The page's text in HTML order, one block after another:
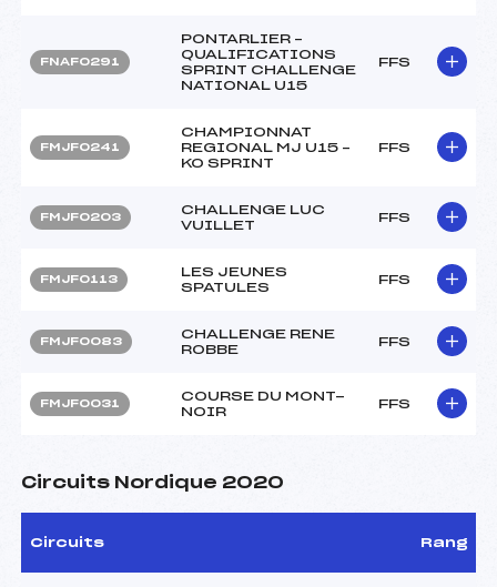
FNAF0291
PONTARLIER –
QUALIFICATIONS
SPRINT CHALLENGE
NATIONAL U15
FFS
FMJF0241
CHAMPIONNAT
REGIONAL MJ U15 –
KO SPRINT
FFS
FMJF0203
CHALLENGE LUC
VUILLET
FFS
FMJF0113
LES JEUNES
SPATULES
FFS
FMJF0083
CHALLENGE RENE
ROBBE
FFS
FMJF0031
COURSE DU MONT-
NOIR
FFS
Circuits Nordique 2020
Circuits Rang